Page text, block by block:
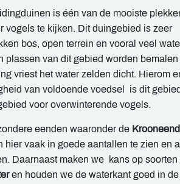
is één van de mooiste
vogels te kijken. Dit duingebied is zeer
bos, open terrein en vooral veel
plassen van dit gebied worden bemalen
vriest het water zelden dicht. Hierom
van voldoende voedsel is dit
voor overwinterende vogels.
eenden waaronder de Krooneend
hier vaak in goede aantallen te zien en
Daarnaast maken we kans op soorten
en houden we de waterkant goed in